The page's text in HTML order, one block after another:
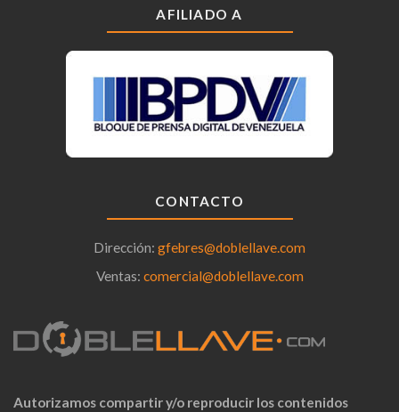
AFILIADO A
CONTACTO
Dirección: gfebres@doblellave.com
Ventas: comercial@doblellave.com
Autorizamos compartir y/o reproducir los contenidos